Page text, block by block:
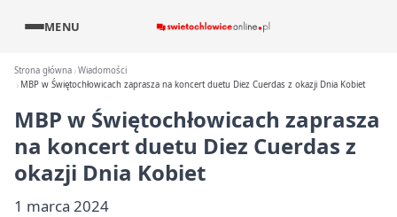
MENU
Strona główna Wiadomości
MBP w Świętochłowicach zaprasza na koncert duetu Diez Cuerdas z okazji Dnia Kobiet
MBP w Świętochłowicach zaprasza
na koncert duetu Diez Cuerdas z
okazji Dnia Kobiet
1 marca 2024